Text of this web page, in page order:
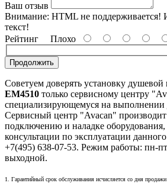
Ваш отзыв
Внимание: HTML не поддерживается!
текст!
Рейтинг Плохо
Продолжить
Советуем доверять установку
EM4510 только сервисному центру
специализирующемуся на выполнении
Сервисный центр "Avacan"
подключению и наладке
консультации по эксплуатации
+7(495) 638-07-53. Режим работы: пн-
выходной.
1. Гарантийный срок обслуживания исчисляется со дня продажи